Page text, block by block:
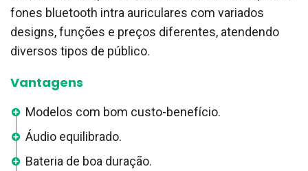
fones bluetooth intra auriculares com variados
designs, funções e preços diferentes, atendendo
diversos tipos de público.
Vantagens
Modelos com bom custo-benefício.
Áudio equilibrado.
Bateria de boa duração.